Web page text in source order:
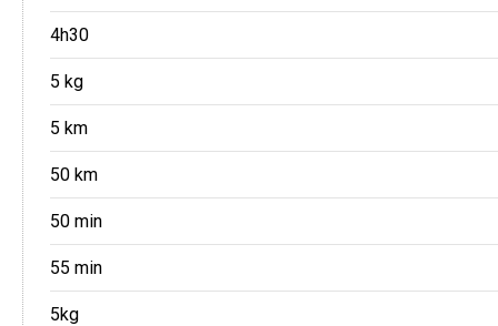
4h30
5 kg
5 km
50 km
50 min
55 min
5kg